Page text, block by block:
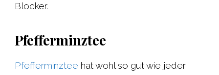
Blocker.
Pfefferminztee
Pfefferminztee hat wohl so gut wie jeder